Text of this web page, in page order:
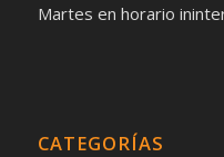
Martes en horario
CATEGORÍAS